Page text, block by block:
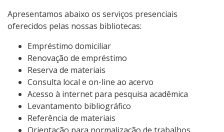
Apresentamos abaixo os serviços presenciais
oferecidos pelas nossas bibliotecas:
Empréstimo domiciliar
Renovação de empréstimo
Reserva de materiais
Consulta local e on-line ao acervo
Acesso à internet para pesquisa acadêmica
Levantamento bibliográfico
Referência de materiais